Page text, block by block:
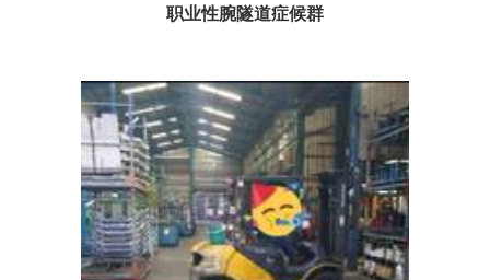
职业性腕隧道症候群